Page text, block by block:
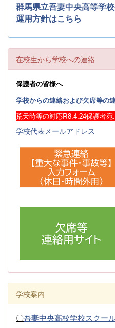
群馬県立吾妻中央高等学
運用方針はこちら
在校生から学校への連絡
保護者の皆様へ
学校からの連絡および欠席等の
荒天時等の対応R8.4.24保護者宛
学校代表メールアドレス
学校案内
〇吾妻中央高校学校スクー